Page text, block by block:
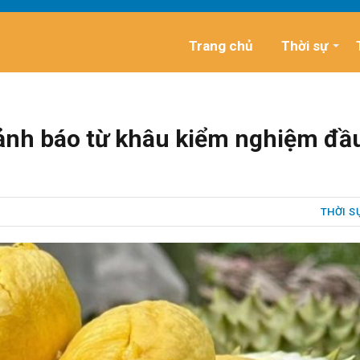
Trang chủ Thời sự
báo từ khâu kiểm nghiệm
THỜI